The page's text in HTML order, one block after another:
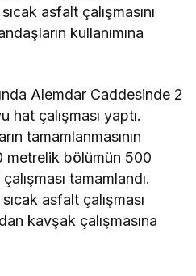
asfalt çalışmasını
kullanımına
Alemdar Caddesinde 2
çalışması yaptı.
tamamlanmasının
metrelik bölümün 500
tamamlandı.
asfalt çalışması
kavşak çalışmasına